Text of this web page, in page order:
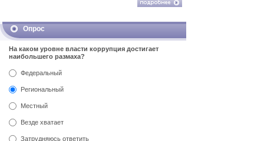
Опрос
На каком уровне власти коррупция достигает
наибольшего размаха?
Федеральный
Региональный
Местный
Везде хватает
Затрудняюсь ответить